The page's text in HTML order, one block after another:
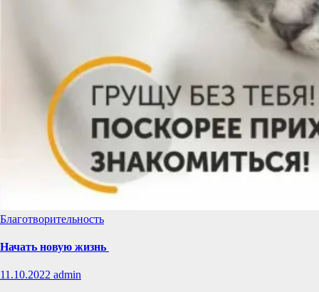
Благотворительность
Начать новую жизнь
11.10.2022 admin